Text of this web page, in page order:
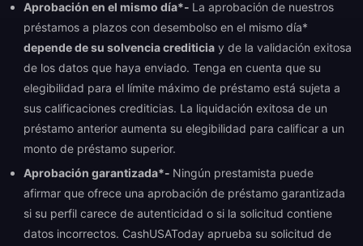
Aprobación en el mismo día*- La aprobación de nuestros
préstamos a plazos con desembolso en el mismo día*
depende de su solvencia crediticia y de la validación exitosa
de los datos que haya enviado. Tenga en cuenta que su
elegibilidad para el límite máximo de préstamo está sujeta a
sus calificaciones crediticias. La liquidación exitosa de un
préstamo anterior aumenta su elegibilidad para calificar a un
monto de préstamo superior.
Aprobación garantizada*- Ningún prestamista puede
afirmar que ofrece una aprobación de préstamo garantizada
si su perfil carece de autenticidad o si la solicitud contiene
datos incorrectos. CashUSAToday aprueba su solicitud de